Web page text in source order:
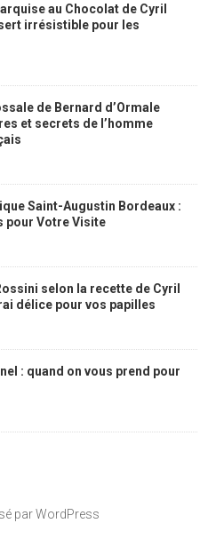
au Chocolat de Cyril
irrésistible pour les
de Bernard d’Ormale
et secrets de l’homme
Saint-Augustin Bordeaux :
pour Votre Visite
selon la recette de Cyril
délice pour vos papilles
: quand on vous prend pour
parWordPress